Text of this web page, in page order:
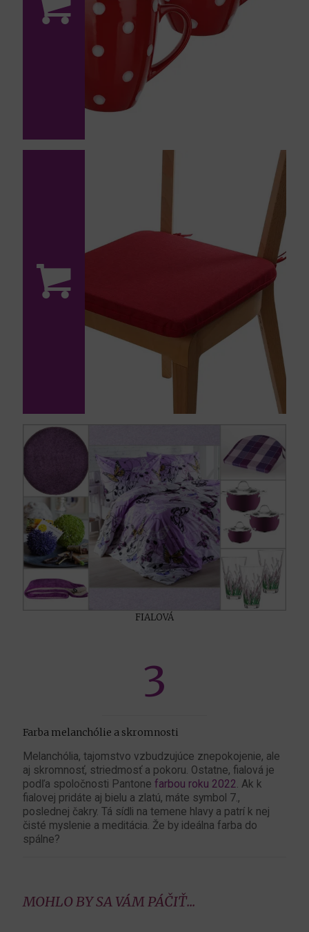
FIALOVÁ
3
Farba melanchólie a skromnosti
Melanchólia, tajomstvo vzbudzujúce znepokojenie, ale
aj skromnosť, striedmosť a pokoru. Ostatne, fialová je
podľa spoločnosti Pantone farbou roku 2022. Ak k
fialovej pridáte aj bielu a zlatú, máte symbol 7.,
poslednej čakry. Tá sídli na temene hlavy a patrí k nej
čisté myslenie a meditácia. Že by ideálna farba do
spálne?
MOHLO BY SA VÁM PÁČIŤ...